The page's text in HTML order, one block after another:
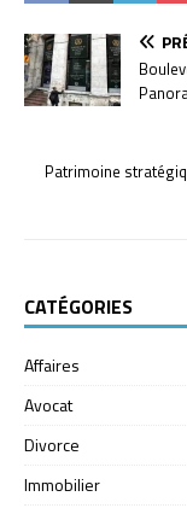
Patrimoine
CATÉGORIES
Affaires
Avocat
Divorce
Immobilier